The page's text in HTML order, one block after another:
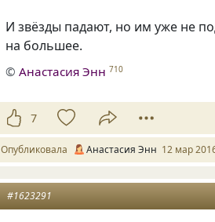
И звёзды падают, но им уже не
на большее.
©Анастасия Энн 710
7
Опубликовала Анастасия Энн 12 мар
#1623291